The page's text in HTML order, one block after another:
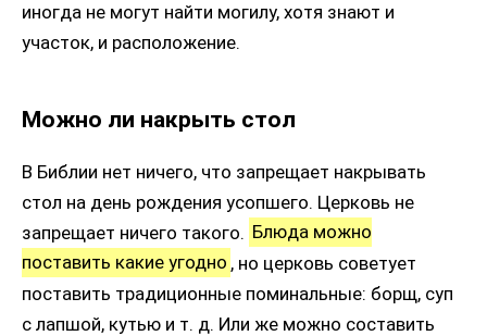
иногда не могут найти могилу, хотя знают и
участок, и расположение.
Можно ли накрыть стол
В Библии нет ничего, что запрещает накрывать
стол на день рождения усопшего. Церковь не
запрещает ничего такого. Блюда можно
поставить какие угодно , но церковь советует
поставить традиционные поминальные: борщ, суп
с лапшой, кутью и т. д. Или же можно составить